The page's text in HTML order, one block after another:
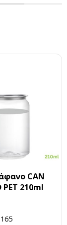
CAN
PET 210ml